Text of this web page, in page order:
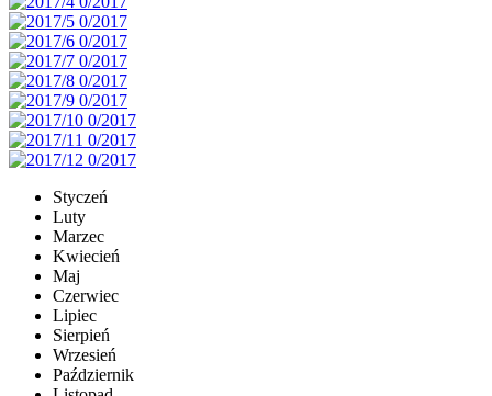
Styczeń
Luty
Marzec
Kwiecień
Maj
Czerwiec
Lipiec
Sierpień
Wrzesień
Październik